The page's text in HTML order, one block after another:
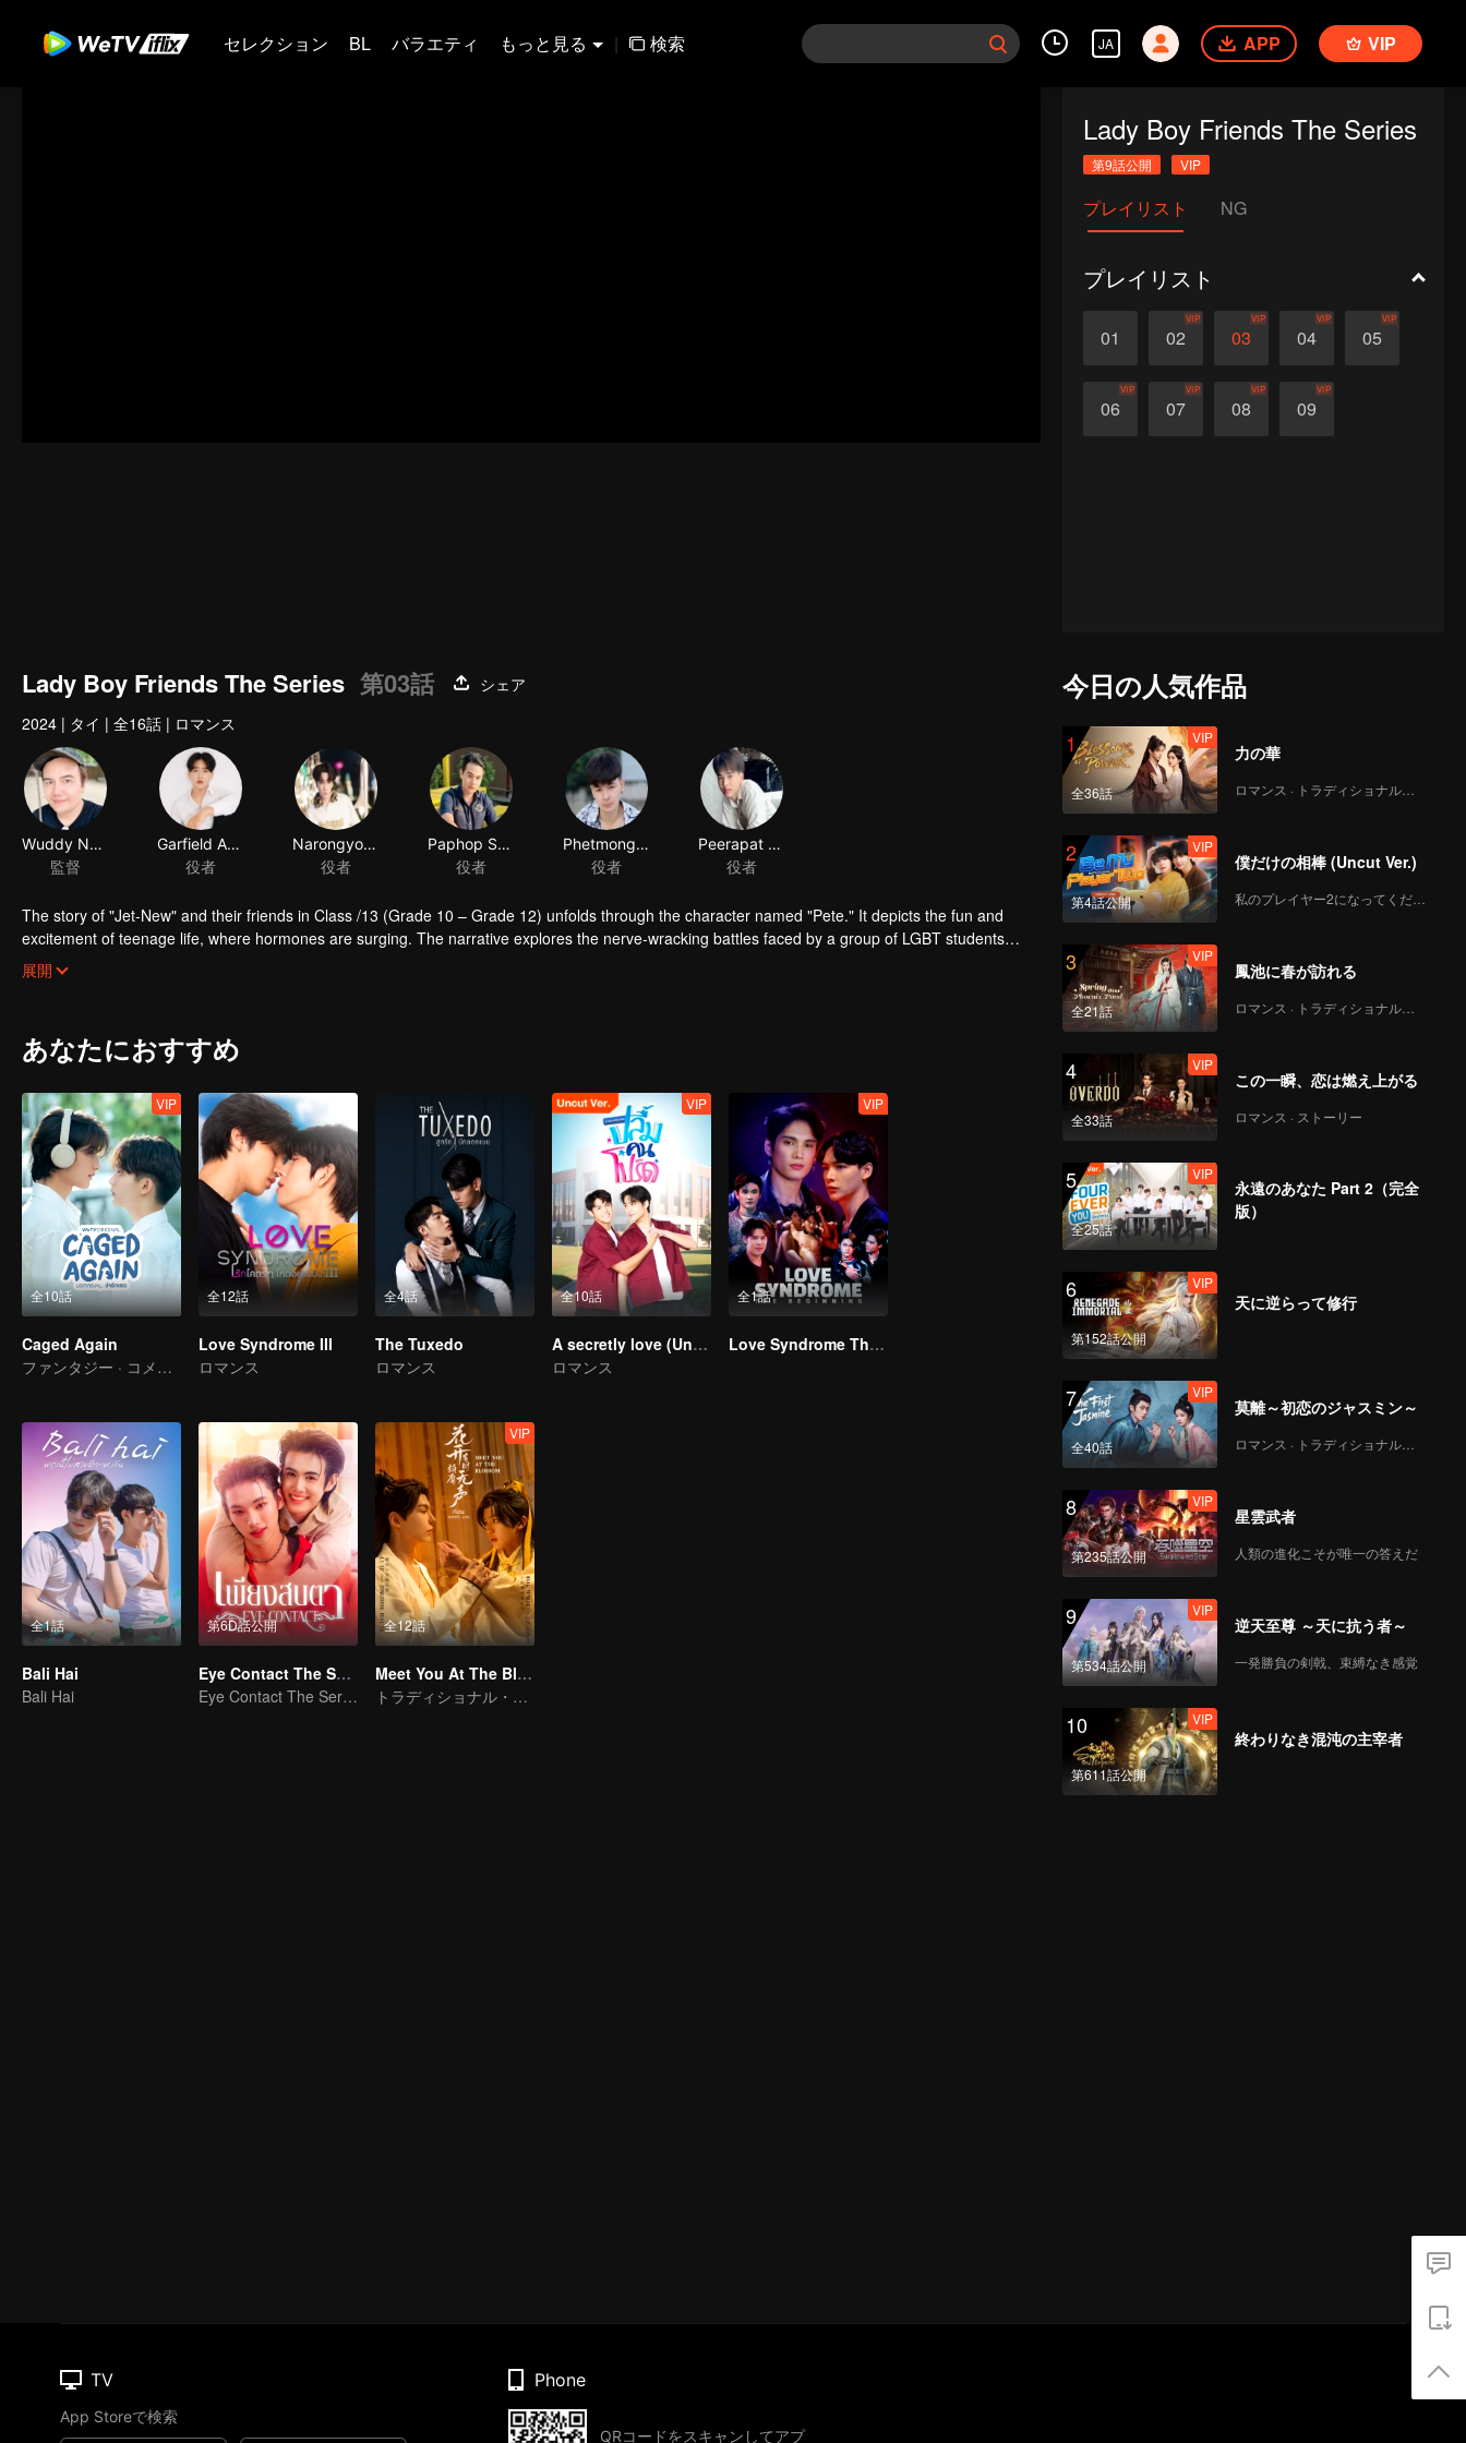
セレクション BL バラエティ もっと見る | 検索 JA APP VIP
Lady Boy Friends The Series
第9話公開 VIP
プレイリスト NG
プレイリスト
01 02
VIP
03
VIP
04
VIP
05
VIP
06
VIP
07
VIP
08
VIP
09
VIP
Lady Boy Friends The Series 第03話
シェア
2024 | タイ | 全16話 | ロマンス
Wuddy Natthasit
監督
Garfield Anakon
役者
Narongyot Chernviriyakul
役者
Paphop Sakulthananglaphat
役者
Phetmongkhonchai Wongmaneechertthi
役者
Peerapat Nuantong
役者
The story of "Jet-New" and their friends in Class /13 (Grade 10 – Grade 12) unfolds through the character named "Pete." It depicts the fun and
excitement of teenage life, where hormones are surging. The narrative explores the nerve-wracking battles faced by a group of LGBT students
filled with conflicts and complexities. Life in an all-boys school brims with curiosity and the desire to explore. The emergence of love stems from the
teenagers' curiosity about life, the unknown within their hearts, the fear of non-acceptance, or simply the fear and confusion within their own hearts.
展開
あなたにおすすめ
全10話
VIP
Caged Again
ファンタジー · コメディー
全12話
Love Syndrome III
ロマンス
全4話
The Tuxedo
ロマンス
全10話
VIP
A secretly love (Uncut Ver.)
ロマンス
全1話
VIP
Love Syndrome The Beginning Special Episode
全1話
Bali Hai
Bali Hai
第6D話公開
Eye Contact The Series
Eye Contact The Series
全12話
VIP
Meet You At The Blossom
トラディショナル・コスチューム · ロマンス
今日の人気作品
1
全36話
VIP
力の華
ロマンス · トラディショナル・コスチューム
2
第4話公開
VIP
僕だけの相棒 (Uncut Ver.)
私のプレイヤー2になってください
3
全21話
VIP
鳳池に春が訪れる
ロマンス · トラディショナル・コスチューム
4
全33話
VIP
この一瞬、恋は燃え上がる
ロマンス · ストーリー
5
全25話
VIP
永遠のあなた Part 2（完全
版）
6
第152話公開
VIP
天に逆らって修行
7
全40話
VIP
莫離～初恋のジャスミン～
ロマンス · トラディショナル・コスチューム
8
第235話公開
VIP
星雲武者
人類の進化こそが唯一の答えだ
9
第534話公開
VIP
逆天至尊 ～天に抗う者～
一発勝負の剣戟、束縛なき感覚
10
第611話公開
VIP
終わりなき混沌の主宰者
TV
App Storeで検索
Phone
QRコードをスキャンしてアプ